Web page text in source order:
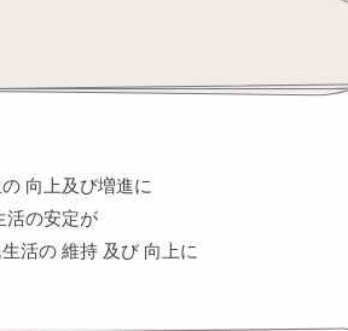
向上及び増進に
活の安定が
活の 維持 及び 向上に